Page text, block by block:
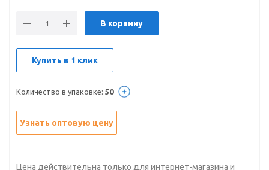
В корзину
Купить в 1 клик
Количество в упаковке: 50
Узнать оптовую цену
Цена действительна только для интернет-магазина и